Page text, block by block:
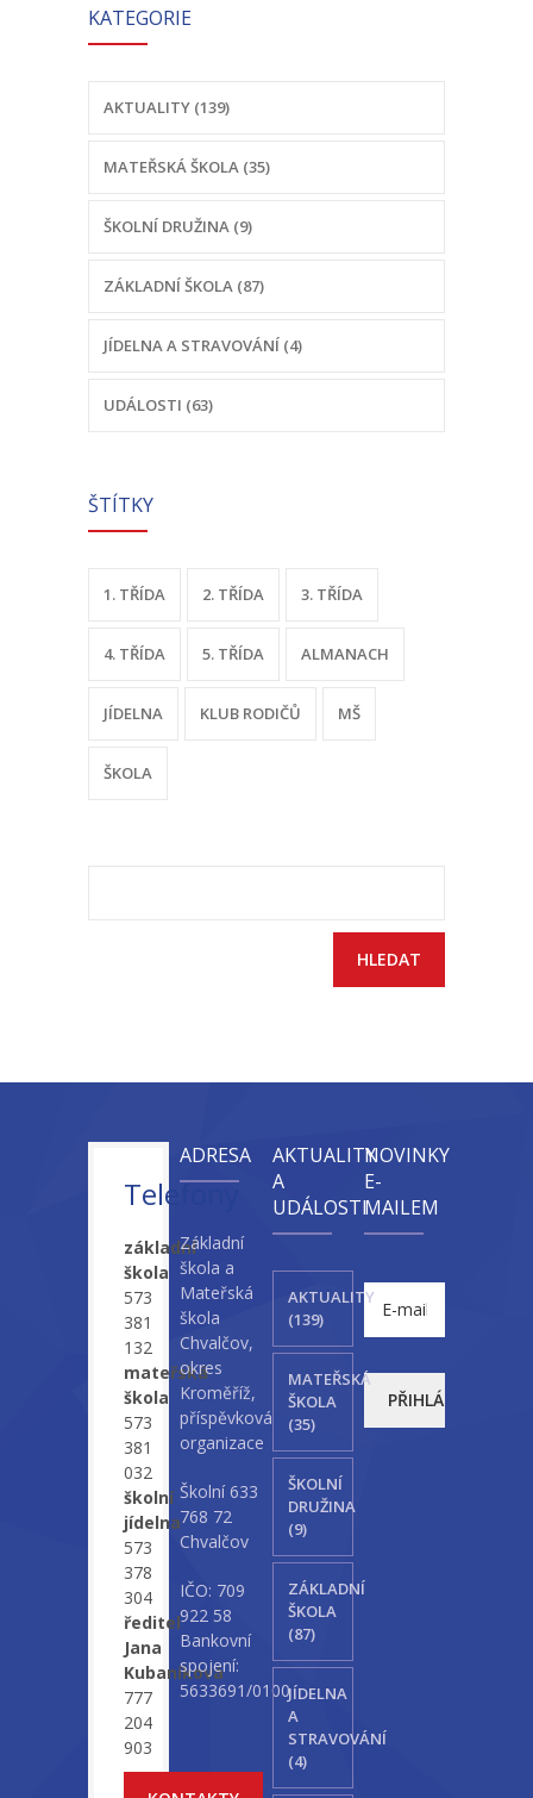
-- Školní poradenské pracoviště ZŠ a MŠ
-- Sportovní areál
---- Tělocvična
---- Posilovna
Kontakt
KATEGORIE
AKTUALITY (139)
MATEŘSKÁ ŠKOLA (35)
ŠKOLNÍ DRUŽINA (9)
ZÁKLADNÍ ŠKOLA (87)
JÍDELNA A STRAVOVÁNÍ (4)
UDÁLOSTI (63)
ŠTÍTKY
1. TŘÍDA 2. TŘÍDA 3. TŘÍDA
4. TŘÍDA 5. TŘÍDA ALMANACH
JÍDELNA KLUB RODIČŮ MŠ
ŠKOLA
Telefony
základní
škola
573
381
132
mateřská
škola
573
381
032
školní
jídelna
573
378
304
ředitel
Jana
Kubaníková
777
204
903
ADRESA
Základní
škola a
Mateřská
škola
Chvalčov,
okres
Kroměříž,
příspěvková
organizace
Školní 633
768 72
Chvalčov
IČO: 709
922 58
Bankovní
spojení:
5633691/0100
AKTUALITY
A
UDÁLOSTI
AKTUALITY
(139)
MATEŘSKÁ
ŠKOLA
(35)
ŠKOLNÍ
DRUŽINA
(9)
ZÁKLADNÍ
ŠKOLA
(87)
JÍDELNA
A
STRAVOVÁNÍ
(4)
NOVINKY
E-
MAILEM